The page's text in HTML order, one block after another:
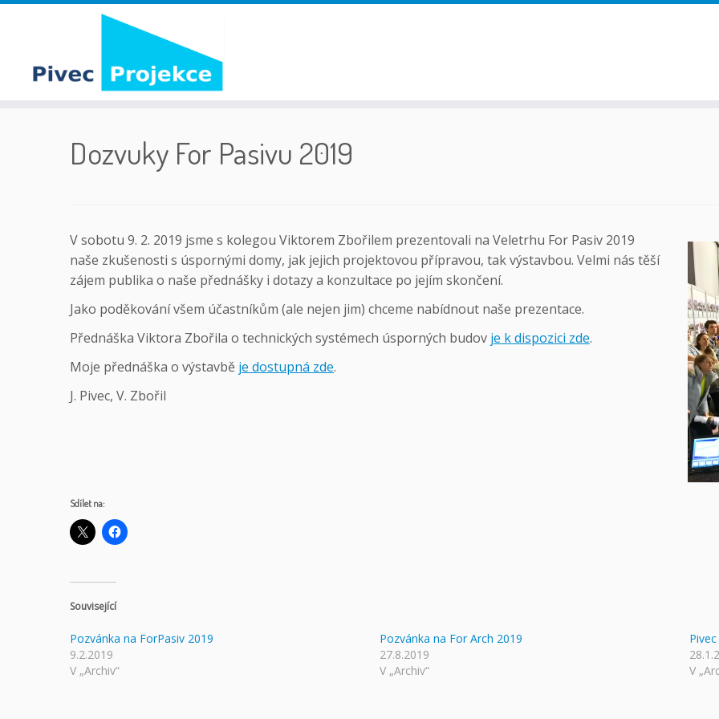
Dozvuky For Pasivu 2019
V sobotu 9. 2. 2019 jsme s kolegou Viktorem Zbořilem prezentovali na Veletrhu For Pasiv 2019
naše zkušenosti s úspornými domy, jak jejich projektovou přípravou, tak výstavbou. Velmi nás těší
zájem publika o naše přednášky i dotazy a konzultace po jejím skončení.
Jako poděkování všem účastníkům (ale nejen jim) chceme nabídnout naše prezentace.
Přednáška Viktora Zbořila o technických systémech úsporných budov je k dispozici zde.
Moje přednáška o výstavbě je dostupná zde.
J. Pivec, V. Zbořil
Sdílet na:
Související
Pozvánka na ForPasiv 2019
9.2.2019
V „Archiv“
Pozvánka na For Arch 2019
27.8.2019
V „Archiv“
V